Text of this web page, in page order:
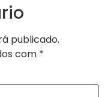
publicado.
com *